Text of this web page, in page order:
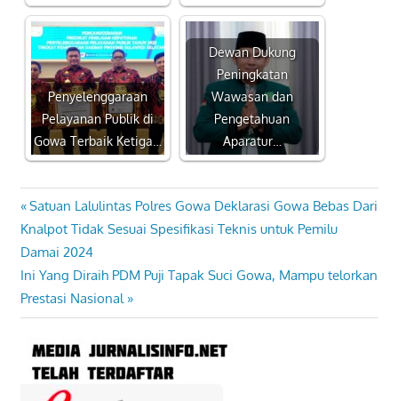
Penyelenggaraan
Pelayanan Publik di
Gowa Terbaik Ketiga…
Dewan Dukung
Peningkatan
Wawasan dan
Pengetahuan
Aparatur…
Navigasi
pos
Previous
Post:
Satuan Lalulintas Polres Gowa Deklarasi Gowa Bebas Dari
Knalpot Tidak Sesuai Spesifikasi Teknis untuk Pemilu
Damai 2024
Next
Post:
Ini Yang Diraih PDM Puji Tapak Suci Gowa, Mampu telorkan
Prestasi Nasional